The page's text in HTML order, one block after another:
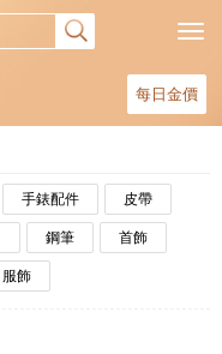
每日金價
手錶配件 皮帶
鋼筆 首飾
服飾